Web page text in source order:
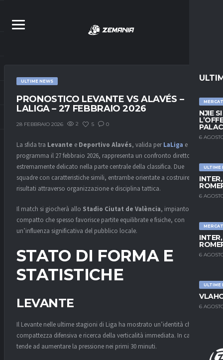
NJIE
6
ULTIME
6
6
ULTIME
6
ULTIME NEWS
PRONOSTICO LEVANTE VS ALAVÉS –
LALIGA – 27 FEBBRAIO 2026
28 FEBBRAIO 2026 2 5 0
La sfida tra Levante e Deportivo Alavés, valida perLaLiga e in
programma il 27 febbraio 2026, rappresenta un confronto diretto
estremamente delicato nella parte centrale della classifica. Due
squadre con caratteristiche simili, entrambe orientate a costruire
risultati attraverso organizzazione e disciplina tattica.
Il match si giocherà allo Stadio Ciutat de València, impianto
compatto che spesso favorisce partite equilibrate e fisiche, con
un’influenza significativa del pubblico locale.
STATO DI FORMA E
STATISTICHE
LEVANTE
Il Levante nelle ultime stagioni di Liga ha mostrato un’identità chiara:
compattezza difensiva e ricerca della verticalità immediata. In casa
tende ad aumentare la pressione nei primi 30 minuti.